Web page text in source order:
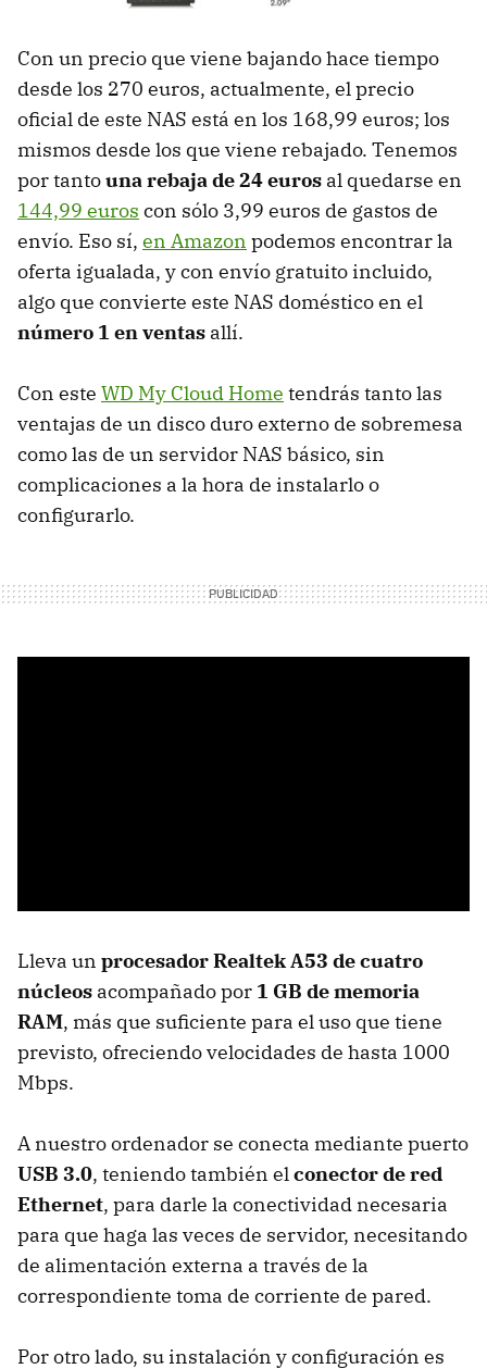
Con un precio que viene bajando hace tiempo
desde los 270 euros, actualmente, el precio
oficial de este NAS está en los 168,99 euros; los
mismos desde los que viene rebajado. Tenemos
por tantouna rebaja de 24 euros al quedarse en
144,99 euros con sólo 3,99 euros de gastos de
envío. Eso sí, en Amazon podemos encontrar la
oferta igualada, y con envío gratuito incluido,
algo que convierte este NAS doméstico en el
número 1 en ventas allí.
Con este WD My Cloud Home tendrás tanto las
ventajas de un disco duro externo de sobremesa
como las de un servidor NAS básico, sin
complicaciones a la hora de instalarlo o
configurarlo.
Lleva un procesador Realtek A53 de cuatro
núcleos acompañado por 1 GB de memoria
RAM, más que suficiente para el uso que tiene
previsto, ofreciendo velocidades de hasta 1000
Mbps.
A nuestro ordenador se conecta mediante puerto
USB 3.0, teniendo también elconector de red
Ethernet, para darle la conectividad necesaria
para que haga las veces de servidor, necesitando
de alimentación externa a través de la
correspondiente toma de corriente de pared.
Por otro lado, su instalación y configuración es